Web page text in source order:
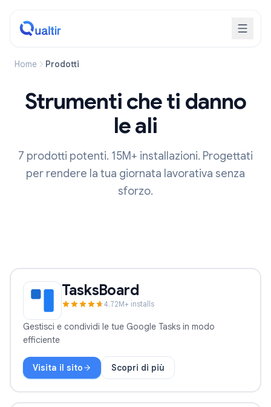
Home Prodotti
Strumenti che ti danno
le ali
7 prodotti potenti. 15M+ installazioni. Progettati
per rendere la tua giornata lavorativa senza
sforzo.
Our Products
TasksBoard
4.72M+ installs
Gestisci e condividi le tue Google Tasks in modo
efficiente
Visita il sito Scopri di più
TasksBoard